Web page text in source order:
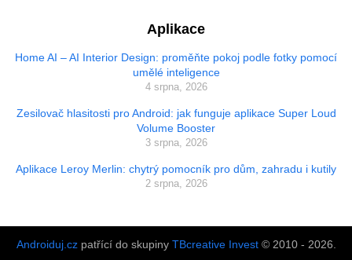
Aplikace
Home AI – AI Interior Design: proměňte pokoj podle fotky pomocí
umělé inteligence
4 srpna, 2026
Zesilovač hlasitosti pro Android: jak funguje aplikace Super Loud
Volume Booster
3 srpna, 2026
Aplikace Leroy Merlin: chytrý pomocník pro dům, zahradu i kutily
2 srpna, 2026
Androiduj.czpatřící do skupiny TBcreative Invest© 2010 - 2026.